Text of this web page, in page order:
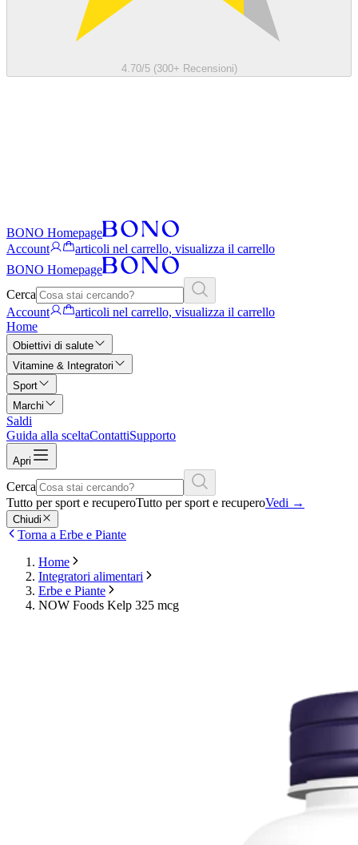
4.70/5 (300+ Recensioni)
BONO Homepage
Account
articoli nel carrello, visualizza il carrello
BONO Homepage
Cerca
Account
articoli nel carrello, visualizza il carrello
Home
Obiettivi di salute
Vitamine & Integratori
Sport
Marchi
Saldi
Guida alla sceltaContattiSupporto
Apri
Cerca
Tutto per sport e recuperoTutto per sport e recuperoVedi →
Chiudi
Torna a Erbe e Piante
Home
Integratori alimentari
Erbe e Piante
NOW Foods Kelp 325 mcg